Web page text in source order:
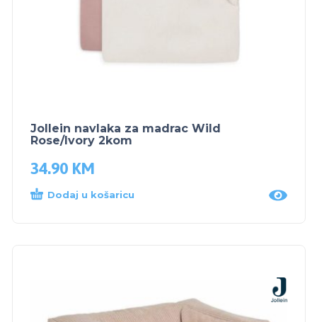
Jollein navlaka za madrac Wild
Rose/Ivory 2kom
34.90 KM
Dodaj u košaricu